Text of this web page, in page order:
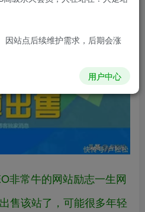
非常牛的网站励志一生网
售该站了，可能很多年轻
因站点后续维护需求，后期会涨
用户中心